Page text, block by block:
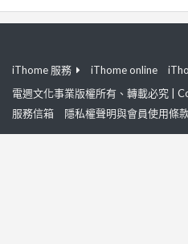
iThome 服務 iThome online
電週文化事業版權所有、轉載必究 |
服務信箱
隱私權聲明與會員使用條